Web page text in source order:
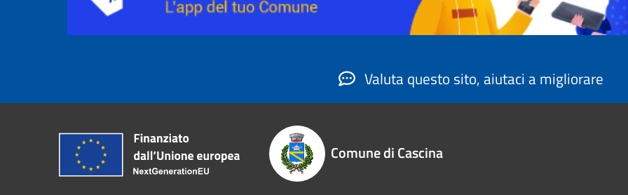
Valuta questo sito, aiutaci a migliorare
Comune di Cascina